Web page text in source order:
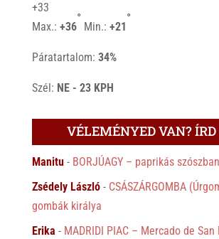
+33
Max.: +36
°
Min.: +21
°
Páratartalom: 34%
Szél: NE - 23 KPH
VÉLEMÉNYED VAN? ÍRD
Manitu- BORJÚAGY – paprikás szószban
Zsédely László- CSÁSZÁRGOMBA
gombák királya
Erika - MADRIDI PIAC – Mercado de San